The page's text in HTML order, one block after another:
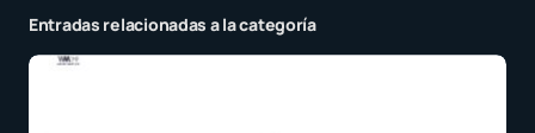
Entradas relacionadas a la categoría